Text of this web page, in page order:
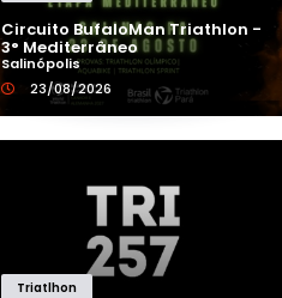
120K
Circuito BufaloMan Triathlon -
3° Mediterrâneo
Salinópolis
23/08/2026
Triatlhon